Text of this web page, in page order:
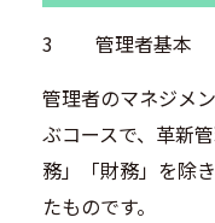
3
管理者基本
管理者のマネジメ
ぶコースで、革新
務」「財務」を除
たものです。